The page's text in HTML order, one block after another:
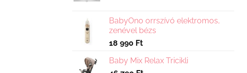
BabyOno orrszívó elektromos,
zenével bézs
18 990 Ft
Baby Mix Relax Tricikli